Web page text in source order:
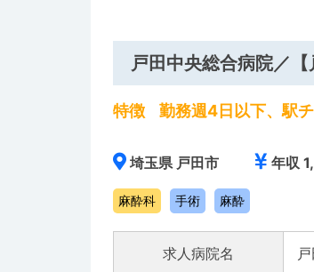
戸田中央総合病院／
特徴 勤務週4日以下、駅
埼玉県 戸田市 年収
麻酔科 手術 麻酔
求人病院名